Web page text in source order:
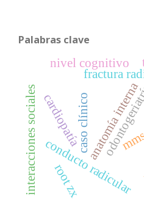
Palabras clave
anatomía interna
conducto radicular
fractura
caso clínico
nivel cognitivo
cardiopatía
root zx
interacciones sociales